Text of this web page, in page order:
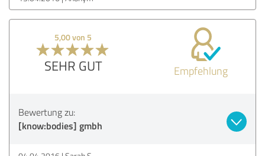
5,00 von 5
SEHR GUT Empfehlung
Bewertung zu:
[know:bodies] gmbh